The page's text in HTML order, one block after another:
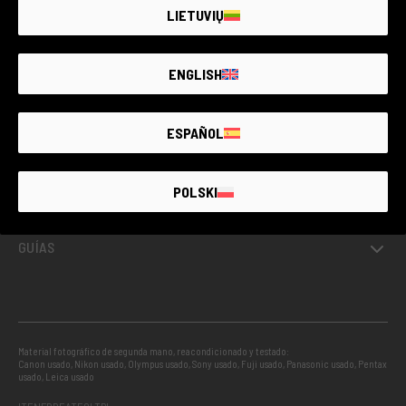
GUÍAS
Material fotográfico de segunda mano, reacondicionado y testado:
Canon usado, Nikon usado, Olympus usado,Sony usado, Fuji usado, Panasonic usado, Pentax
usado, Leica usado
LIETUVIŲ
ENGLISH
ESPAÑOL
POLSKI